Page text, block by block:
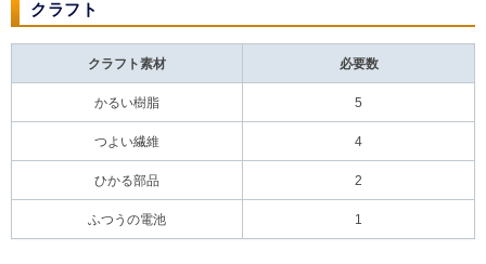
クラフト
クラフト素材 必要数
かるい樹脂 5
つよい繊維 4
ひかる部品 2
ふつうの電池 1